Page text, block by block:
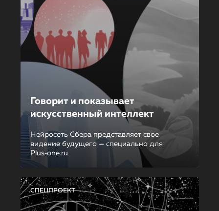
Говорит и показывает
искусственный интеллект
Нейросеть Сбера представляет свое
видение будущего — специально для
Plus‑one.ru
СПЕЦПРОЕКТ